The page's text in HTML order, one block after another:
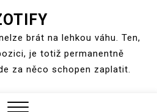
brát na lehkou váhu. Ten,
je totiž permanentně
za něco schopen zaplatit.